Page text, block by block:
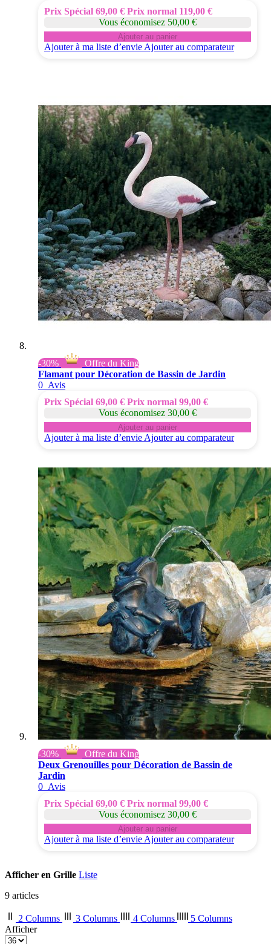
Prix Spécial 69,00 € Prix normal 119,00 €
Vous économisez 50,00 €
Ajouter au panier
Ajouter à ma liste d’envie Ajouter au comparateur
-30%
Offre du King
Flamant pour Décoration de Bassin de Jardin
0 Avis
Prix Spécial 69,00 € Prix normal 99,00 €
Vous économisez 30,00 €
Ajouter au panier
Ajouter à ma liste d’envie Ajouter au comparateur
-30%
Offre du King
Deux Grenouilles pour Décoration de Bassin de
Jardin
0 Avis
Prix Spécial 69,00 € Prix normal 99,00 €
Vous économisez 30,00 €
Ajouter au panier
Ajouter à ma liste d’envie Ajouter au comparateur
Afficher en Grille Liste
9 articles
2 Columns 3 Columns 4 Columns
5 Columns
Afficher